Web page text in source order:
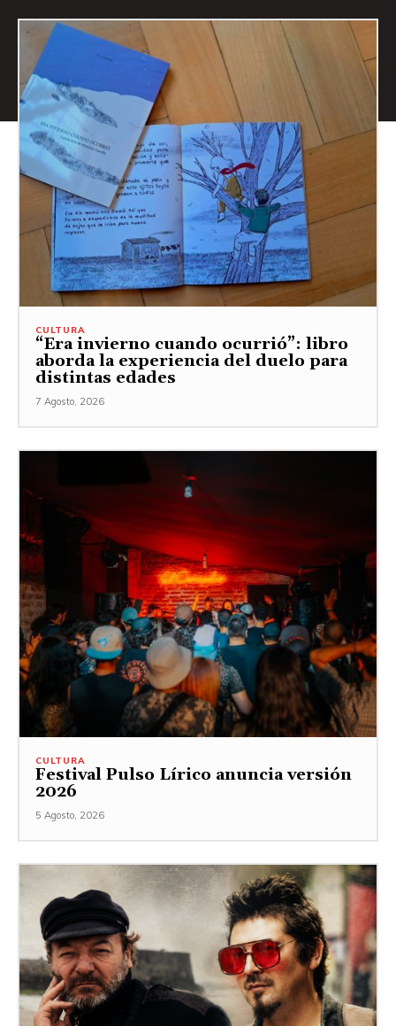
CULTURA
“Era invierno cuando ocurrió”: libro
aborda la experiencia del duelo para
distintas edades
7 Agosto, 2026
CULTURA
Festival Pulso Lírico anuncia versión
2026
5 Agosto, 2026